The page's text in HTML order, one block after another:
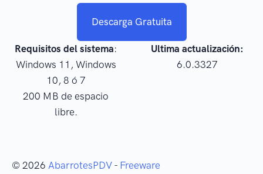
Descarga Gratuita
Requisitos del sistema:
Windows 11, Windows
10, 8 ó 7
200 MB de espacio
libre.
Ultima actualización:
6.0.3327
© 2026 AbarrotesPDV - Freeware